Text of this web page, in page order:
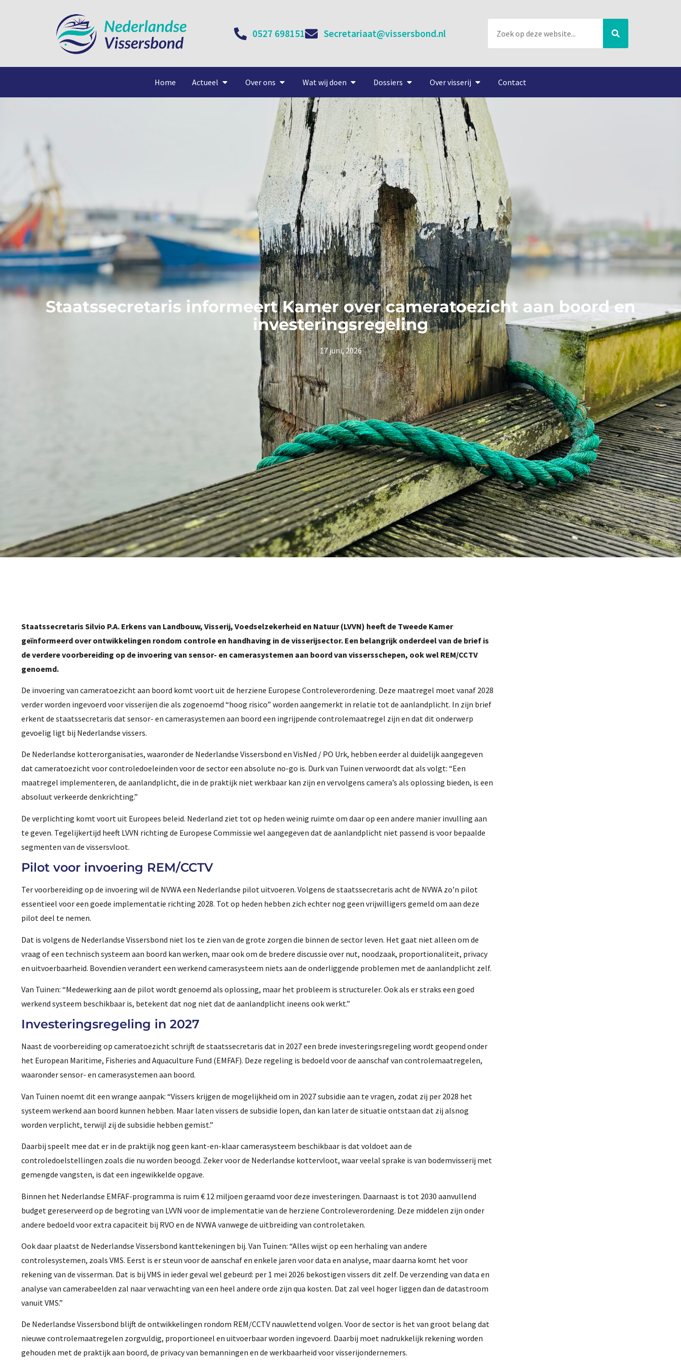
0527 698151 Secretariaat@vissersbond.nl
Home Actueel Over ons Wat wij doen Dossiers Over visserij Contact
Staatssecretaris informeert Kamer over cameratoezicht aan boord en
investeringsregeling
17 juni, 2026
Staatssecretaris Silvio P.A. Erkens van Landbouw, Visserij, Voedselzekerheid en Natuur (LVVN) heeft de Tweede Kamer
geïnformeerd over ontwikkelingen rondom controle en handhaving in de visserijsector. Een belangrijk onderdeel van de brief is
de verdere voorbereiding op de invoering van sensor- en camerasystemen aan boord van vissersschepen, ook wel REM/CCTV
genoemd.
De invoering van cameratoezicht aan boord komt voort uit de herziene Europese Controleverordening. Deze maatregel moet vanaf 2028
verder worden ingevoerd voor visserijen die als zogenoemd “hoog risico” worden aangemerkt in relatie tot de aanlandplicht. In zijn brief
erkent de staatssecretaris dat sensor- en camerasystemen aan boord een ingrijpende controlemaatregel zijn en dat dit onderwerp
gevoelig ligt bij Nederlandse vissers.
De Nederlandse kotterorganisaties, waaronder de Nederlandse Vissersbond en VisNed / PO Urk, hebben eerder al duidelijk aangegeven
dat cameratoezicht voor controledoeleinden voor de sector een absolute no-go is. Durk van Tuinen verwoordt dat als volgt: “Een
maatregel implementeren, de aanlandplicht, die in de praktijk niet werkbaar kan zijn en vervolgens camera’s als oplossing bieden, is een
absoluut verkeerde denkrichting.”
De verplichting komt voort uit Europees beleid. Nederland ziet tot op heden weinig ruimte om daar op een andere manier invulling aan
te geven. Tegelijkertijd heeft LVVN richting de Europese Commissie wel aangegeven dat de aanlandplicht niet passend is voor bepaalde
segmenten van de vissersvloot.
Pilot voor invoering REM/CCTV
Ter voorbereiding op de invoering wil de NVWA een Nederlandse pilot uitvoeren. Volgens de staatssecretaris acht de NVWA zo’n pilot
essentieel voor een goede implementatie richting 2028. Tot op heden hebben zich echter nog geen vrijwilligers gemeld om aan deze
pilot deel te nemen.
Dat is volgens de Nederlandse Vissersbond niet los te zien van de grote zorgen die binnen de sector leven. Het gaat niet alleen om de
vraag of een technisch systeem aan boord kan werken, maar ook om de bredere discussie over nut, noodzaak, proportionaliteit, privacy
en uitvoerbaarheid. Bovendien verandert een werkend camerasysteem niets aan de onderliggende problemen met de aanlandplicht zelf.
Van Tuinen: “Medewerking aan de pilot wordt genoemd als oplossing, maar het probleem is structureler. Ook als er straks een goed
werkend systeem beschikbaar is, betekent dat nog niet dat de aanlandplicht ineens ook werkt.”
Investeringsregeling in 2027
Naast de voorbereiding op cameratoezicht schrijft de staatssecretaris dat in 2027 een brede investeringsregeling wordt geopend onder
het European Maritime, Fisheries and Aquaculture Fund (EMFAF). Deze regeling is bedoeld voor de aanschaf van controlemaatregelen,
waaronder sensor- en camerasystemen aan boord.
Van Tuinen noemt dit een wrange aanpak: “Vissers krijgen de mogelijkheid om in 2027 subsidie aan te vragen, zodat zij per 2028 het
systeem werkend aan boord kunnen hebben. Maar laten vissers de subsidie lopen, dan kan later de situatie ontstaan dat zij alsnog
worden verplicht, terwijl zij de subsidie hebben gemist.”
Daarbij speelt mee dat er in de praktijk nog geen kant-en-klaar camerasysteem beschikbaar is dat voldoet aan de
controledoelstellingen zoals die nu worden beoogd. Zeker voor de Nederlandse kottervloot, waar veelal sprake is van bodemvisserij met
gemengde vangsten, is dat een ingewikkelde opgave.
Binnen het Nederlandse EMFAF-programma is ruim € 12 miljoen geraamd voor deze investeringen. Daarnaast is tot 2030 aanvullend
budget gereserveerd op de begroting van LVVN voor de implementatie van de herziene Controleverordening. Deze middelen zijn onder
andere bedoeld voor extra capaciteit bij RVO en de NVWA vanwege de uitbreiding van controletaken.
Ook daar plaatst de Nederlandse Vissersbond kanttekeningen bij. Van Tuinen: “Alles wijst op een herhaling van andere
controlesystemen, zoals VMS. Eerst is er steun voor de aanschaf en enkele jaren voor data en analyse, maar daarna komt het voor
rekening van de visserman. Dat is bij VMS in ieder geval wel gebeurd: per 1 mei 2026 bekostigen vissers dit zelf. De verzending van data en
analyse van camerabeelden zal naar verwachting van een heel andere orde zijn qua kosten. Dat zal veel hoger liggen dan de datastroom
vanuit VMS.”
De Nederlandse Vissersbond blijft de ontwikkelingen rondom REM/CCTV nauwlettend volgen. Voor de sector is het van groot belang dat
nieuwe controlemaatregelen zorgvuldig, proportioneel en uitvoerbaar worden ingevoerd. Daarbij moet nadrukkelijk rekening worden
gehouden met de praktijk aan boord, de privacy van bemanningen en de werkbaarheid voor visserijondernemers.